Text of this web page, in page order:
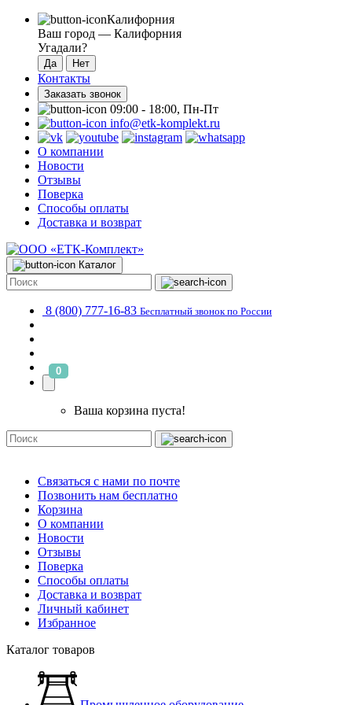
Калифорния
Ваш город — Калифорния
Угадали?
Контакты
Заказать звонок
09:00 - 18:00, Пн-Пт
info@etk-komplekt.ru
О компании
Новости
Отзывы
Поверка
Способы оплаты
Доставка и возврат
Каталог
8 (800) 777-16-83 Бесплатный звонок по России
0
Ваша корзина пуста!
Связаться с нами по почте
Позвонить нам бесплатно
Корзина
О компании
Новости
Отзывы
Поверка
Способы оплаты
Доставка и возврат
Личный кабинет
Избранное
Каталог товаров